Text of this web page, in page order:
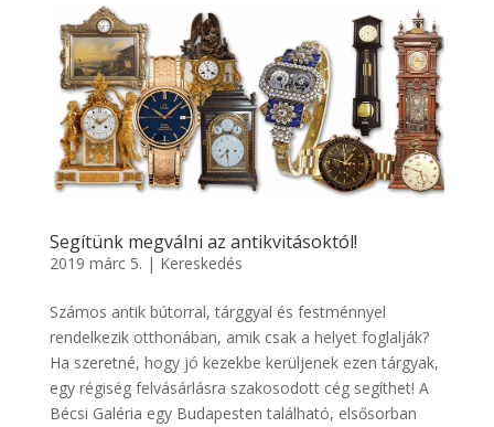
Segítünk megválni az antikvitásoktól!
2019 márc 5. | Kereskedés
Számos antik bútorral, tárggyal és festménnyel
rendelkezik otthonában, amik csak a helyet foglalják?
Ha szeretné, hogy jó kezekbe kerüljenek ezen tárgyak,
egy régiség felvásárlásra szakosodott cég segíthet! A
Bécsi Galéria egy Budapesten található, elsősorban